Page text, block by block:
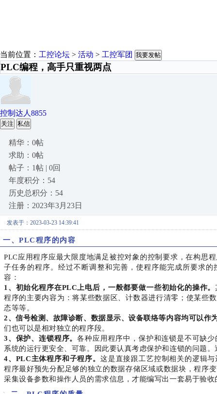
当前位置： 工控论坛 > 活动 > 工控军团 我要发帖
PLC编程，高手只重视两点
控制达人8855
关注 私信
精华：0帖
求助：0帖
帖子：1帖 | 0回
年度积分：54
历史总积分：54
注册：2023年3月23日
发表于：2023-03-23 14:39:41
一、PLC程序的内容
PLC应用程序应最大限度地满足被控对象的控制要求，在构思
子任务的程序。经过不断调整和完善，使程序能完成所要求
容：
1、初始化程序在PLC上电后，一般都要做一些初始化的操作。
程序的主要内容为：将某些数据区、计数器进行清零；使某些
态等等。
2、信号检测、故障诊断、数据显示、设备联络等内容均可以作
们也可以是相对独立的程序段。
3、保护、连锁程序。各种应用程序中，保护和连锁是不可缺
系统的运行更安全、可靠。因此要认真考虑保护和连锁的问题
4、PLC主体程序和子程序。 这是直接跟工艺控制相关的逻辑
程序最好预先分配足够的独立的数据存储区域或数据块，程序
采集设备参数和操作人员的需求信息，才能编写出一套易于验收